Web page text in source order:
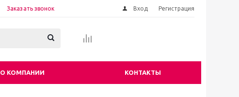
Заказать звонок Вход Регистрация
О КОМПАНИИ КОНТАКТЫ